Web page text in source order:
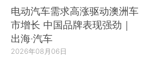
电动汽车需求高涨驱动澳洲车
市增长 中国品牌表现强劲｜
出海·汽车
2026年08月06日